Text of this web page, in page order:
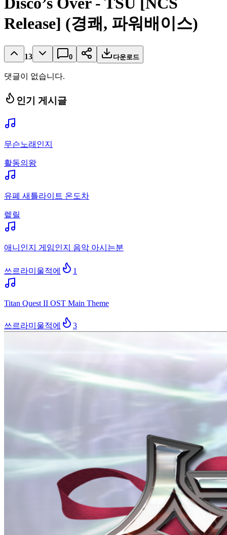
Release] (경쾌, 파워배이스)
13 0 다운로드
댓글이 없습니다.
인기 게시글
무슨노래인지
활동의왕
유폐 새틀라이트 온도차
렡릴
애니인지 게임인지 음악 아시는분
쓰르라미울적에 1
Titan Quest II OST Main Theme
쓰르라미울적에 3